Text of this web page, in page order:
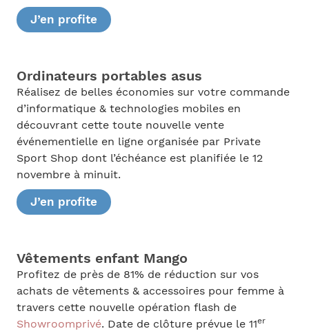
J’en profite
Ordinateurs portables asus
Réalisez de belles économies sur votre commande
d’informatique & technologies mobiles en
découvrant cette toute nouvelle vente
événementielle en ligne organisée par Private
Sport Shop dont l’échéance est planifiée le 12
novembre à minuit.
J’en profite
Vêtements enfant Mango
Profitez de près de 81% de réduction sur vos
achats de vêtements & accessoires pour femme à
travers cette nouvelle opération flash de
Showroomprivé. Date de clôture prévue le 11er